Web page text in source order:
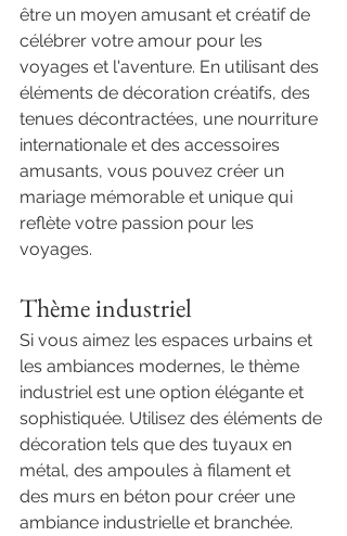
être un moyen amusant et créatif de
célébrer votre amour pour les
voyages et l'aventure. En utilisant des
éléments de décoration créatifs, des
tenues décontractées, une nourriture
internationale et des accessoires
amusants, vous pouvez créer un
mariage mémorable et unique qui
reflète votre passion pour les
voyages.
Thème industriel
Si vous aimez les espaces urbains et
les ambiances modernes, le thème
industriel est une option élégante et
sophistiquée. Utilisez des éléments de
décoration tels que des tuyaux en
métal, des ampoules à filament et
des murs en béton pour créer une
ambiance industrielle et branchée.